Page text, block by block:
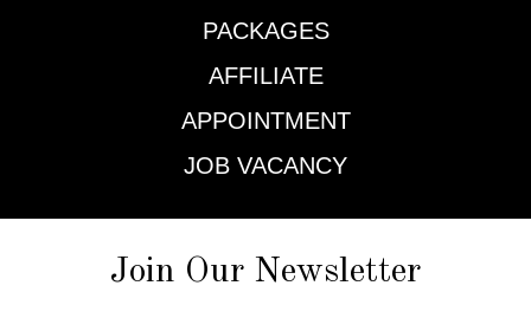
PACKAGES
AFFILIATE
APPOINTMENT
JOB VACANCY
Join Our Newsletter